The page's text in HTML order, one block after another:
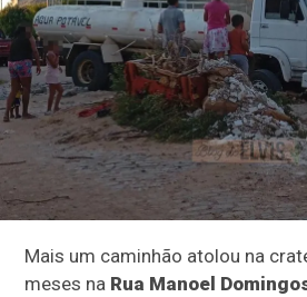
Mais um caminhão atolou na
meses na Rua Manoel